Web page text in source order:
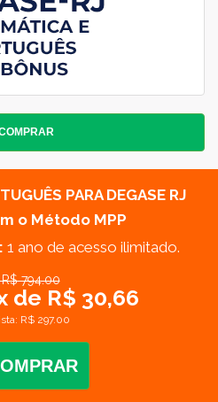
PARA DEGASE RJ
o Método MPP
1 ano de acesso ilimitado.
794.00
de R$ 30,66
R$ 297.00